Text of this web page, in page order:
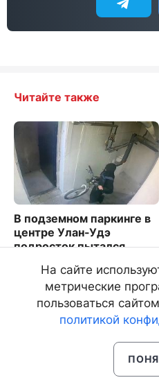
Читайте также
В подземном паркинге в
центре Улан-Удэ
подросток пытался
На сайте
метрические
пользоваться
политикой